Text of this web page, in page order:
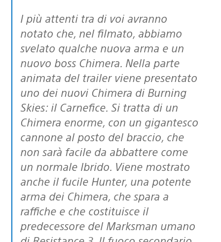
I più attenti tra di voi avranno
notato che, nel filmato, abbiamo
svelato qualche nuova arma e un
nuovo boss Chimera. Nella parte
animata del trailer viene presentato
uno dei nuovi Chimera di Burning
Skies: il Carnefice. Si tratta di un
Chimera enorme, con un gigantesco
cannone al posto del braccio, che
non sarà facile da abbattere come
un normale Ibrido. Viene mostrato
anche il fucile Hunter, una potente
arma dei Chimera, che spara a
raffiche e che costituisce il
predecessore del Marksman umano